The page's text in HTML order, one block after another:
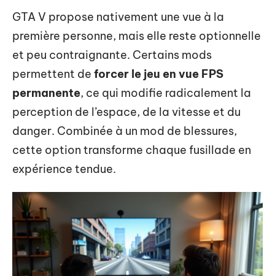
GTA V propose nativement une vue à la
première personne, mais elle reste optionnelle
et peu contraignante. Certains mods
permettent de forcer le jeu en vue FPS
permanente, ce qui modifie radicalement la
perception de l’espace, de la vitesse et du
danger. Combinée à un mod de blessures,
cette option transforme chaque fusillade en
expérience tendue.